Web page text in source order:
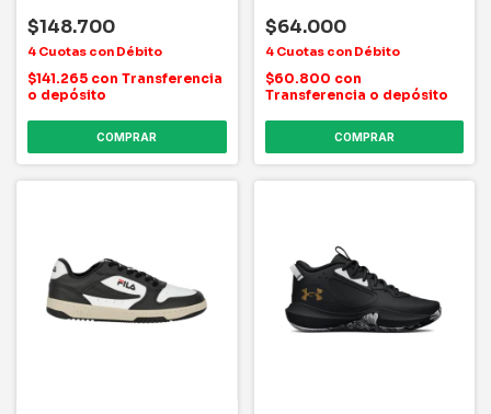
$148.700
$141.265 con Transferencia
o depósito
COMPRAR
$64.000
$60.800 con
Transferencia o depósito
COMPRAR